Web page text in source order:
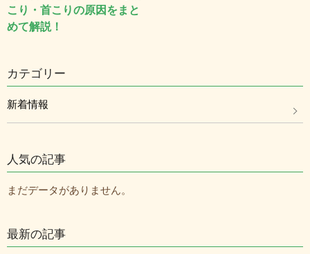
こり・首こりの原因をまと
めて解説！
カテゴリー
新着情報
人気の記事
まだデータがありません。
最新の記事